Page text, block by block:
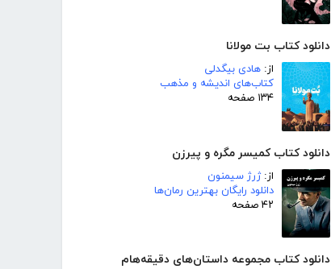
دانلود کتاب بت مولانا
از: هادی بیگدلی
کتاب‌های اندیشه و مذهب
۱۳۴ صفحه
دانلود کتاب کمیسر مگره و پیرزن
از:ژرژ سیمنون
دانلود رایگان بهترین رمان‌ها
۴۲ صفحه
دانلود کتاب مجموعه داستان‌های دقیقه‌هام